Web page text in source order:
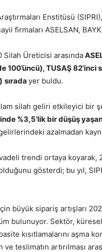
Enstitüsü
firmaları ASELSAN,
Silah Üreticisi arasında
100’üncü), TUSAŞ
sırada yer buldu.
silah geliri etkileyici bir
%3,5’lik bir düşüş
azalmadan
trendi ortaya koyarak,
gösterdi; bu yıl,
büyük sipariş artışları
bulunuyor. Sektör,
kısıtlamalarını aşma
teslimatın artırılması